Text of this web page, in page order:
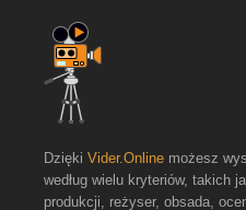
Dzięki Vider.Online możesz
według wielu kryteriów, takich
produkcji, reżyser, obsada,